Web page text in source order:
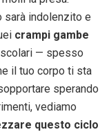
sarà indolenzito e
crampi gambe
— spesso
il tuo corpo ti sta
sperando
vediamo
questo ciclo